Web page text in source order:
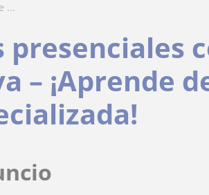
...
presenciales
– ¡Aprende